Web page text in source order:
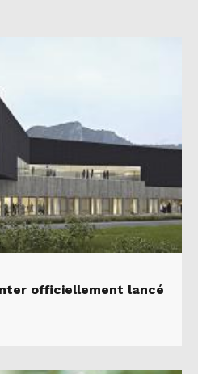
officiellement lancé